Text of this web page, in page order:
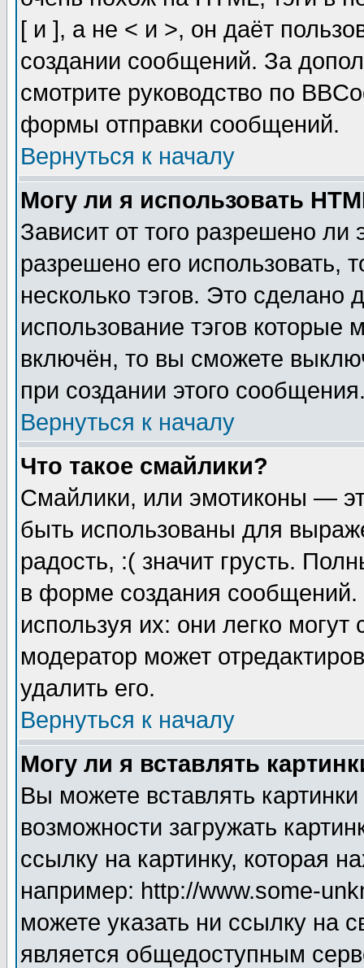
[ и ], а не < и >, он даёт
создании сообщений. За
смотрите руководство по
формы отправки сообщений.
Вернуться к началу
Могу ли я использовать
Зависит от того разрешено
разрешено его использовать,
несколько тэгов. Это сделано
использование тэгов
включён, то вы сможете
при создании этого
Вернуться к началу
Что такое смайлики?
Смайлики, или эмотиконы —
быть использованы для
радость, :( значит грусть.
в форме создания сообщений.
используя их: они легко
модератор может
удалить его.
Вернуться к началу
Могу ли я вставлять
Вы можете вставлять
возможности загружать
ссылку на картинку, которая
например: http://www.some-
можете указать ни ссылку на
является общедоступным